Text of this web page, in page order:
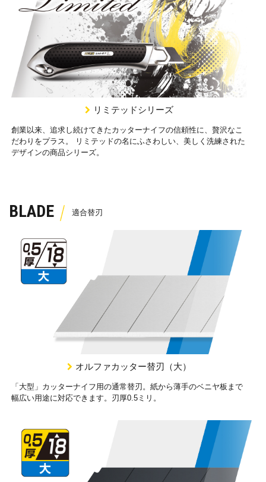
リミテッドシリーズ
創業以来、追求し続けてきたカッターナイフの信頼性に、贅沢なこ
だわりをプラス。 リミテッドの名にふさわしい、美しく洗練された
デザインの商品シリーズ。
BLADE
オルファカッター替刃（大）
「大型」カッターナイフ用の通常替刃。紙から薄手のベニヤ板まで
幅広い用途に対応できます。刃厚0.5ミリ。